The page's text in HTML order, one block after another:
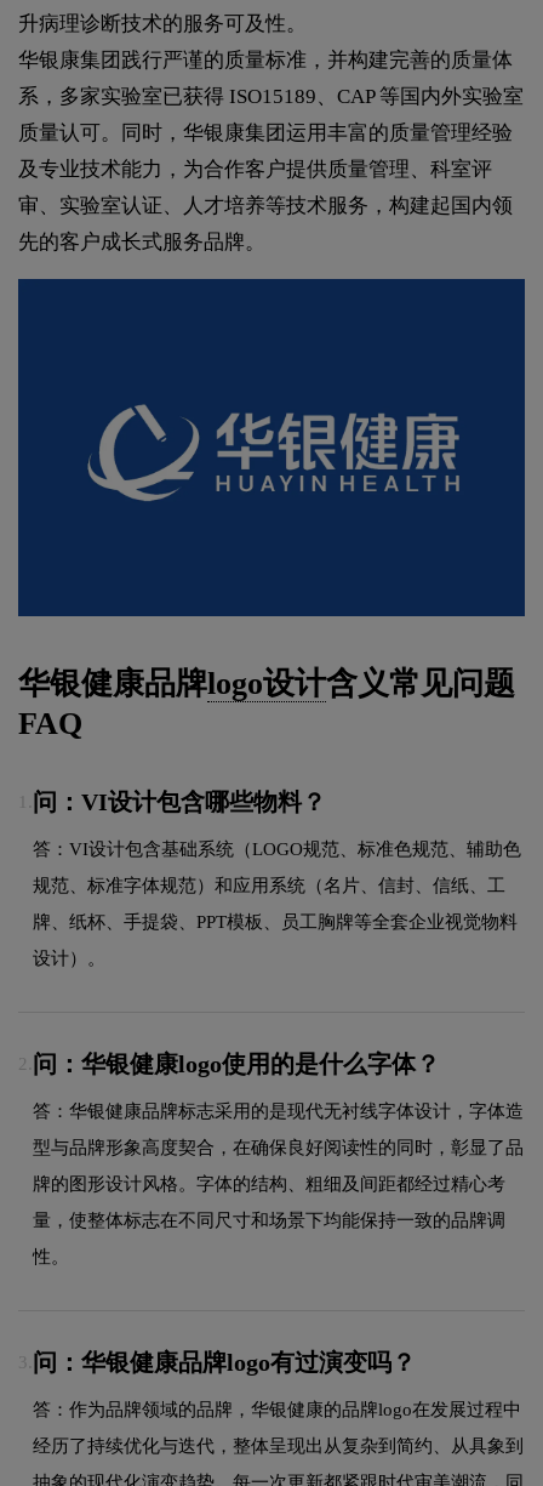
升病理诊断技术的服务可及性。
华银康集团践行严谨的质量标准，并构建完善的质量体
系，多家实验室已获得 ISO15189、CAP 等国内外实验室
质量认可。同时，华银康集团运用丰富的质量管理经验
及专业技术能力，为合作客户提供质量管理、科室评
审、实验室认证、人才培养等技术服务，构建起国内领
先的客户成长式服务品牌。
华银健康品牌logo设计含义常见问题
FAQ
问：VI设计包含哪些物料？
答：VI设计包含基础系统（LOGO规范、标准色规范、辅助色
规范、标准字体规范）和应用系统（名片、信封、信纸、工
牌、纸杯、手提袋、PPT模板、员工胸牌等全套企业视觉物料
设计）。
2. 问：华银健康logo使用的是什么字体？
答：华银健康品牌标志采用的是现代无衬线字体设计，字体造
型与品牌形象高度契合，在确保良好阅读性的同时，彰显了品
牌的图形设计风格。字体的结构、粗细及间距都经过精心考
量，使整体标志在不同尺寸和场景下均能保持一致的品牌调
性。
3. 问：华银健康品牌logo有过演变吗？
答：作为品牌领域的品牌，华银健康的品牌logo在发展过程中
经历了持续优化与迭代，整体呈现出从复杂到简约、从具象到